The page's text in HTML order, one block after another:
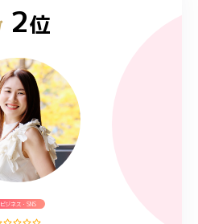
2位
ビジネス・SNS